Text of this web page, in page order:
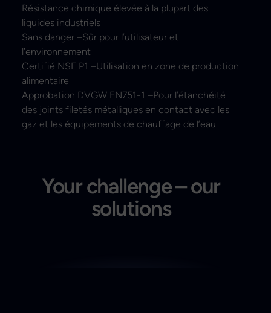
Résistance chimique élevée à la plupart des
liquides industriels
Sans danger –Sûr pour l’utilisateur et
l’environnement
Certifié NSF P1 –Utilisation en zone de production
alimentaire
Approbation DVGW EN751-1 –Pour l’étanchéité
des joints filetés métalliques en contact avec les
gaz et les équipements de chauffage de l’eau.
Your challenge – our
solutions